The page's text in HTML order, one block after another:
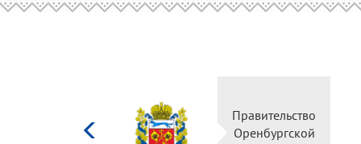
Министерство
культуры